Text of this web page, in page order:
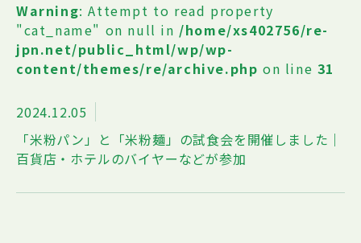
Warning: Attempt to read property
"cat_name" on null in /home/xs402756/re-
jpn.net/public_html/wp/wp-
content/themes/re/archive.php on line 31
2024.12.05
「米粉パン」と「米粉麺」の試食会を開催しました｜
百貨店・ホテルのバイヤーなどが参加